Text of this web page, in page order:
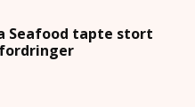
Seafood tapte stort